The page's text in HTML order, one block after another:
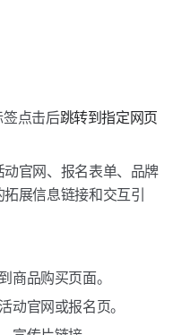
点击后跳转到指定网页
官网、报名表单、品牌
展信息链接和交互引
商品购买页面。
动官网或报名页。